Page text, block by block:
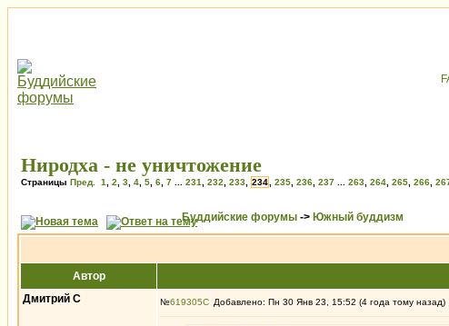
Ниродха - не уничтожение
Страницы Пред. 1 2 3 4 5 6 7 231 232 233 234 235 236 237 263 264 265 266
Буддийские форумы -> Южный буддизм
Автор
Дмитрий С
№619305 Добавлено: Пн 30 Янв 23, 15:52 (4 года тому назад)